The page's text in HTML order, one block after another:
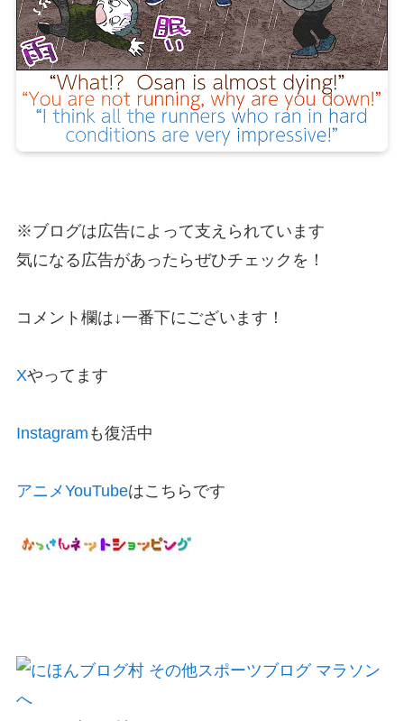
※ブログは広告によって支えられています
気になる広告があったらぜひチェックを！
コメント欄は↓一番下にございます！
Xやってます
Instagram も復活中
アニメYouTubeはこちらです